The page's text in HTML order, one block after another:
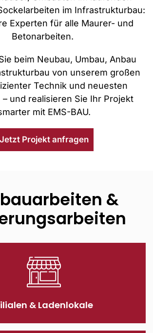
im Infrastrukturbau:
Experten für alle Maurer- und
Betonarbeiten.
beim Neubau, Umbau, Anbau
von unserem großen
Technik und neuesten
– und realisieren Sie Ihr Projekt
mit EMS-BAU.
Jetzt Projekt anfragen
&
& Ladenlokale